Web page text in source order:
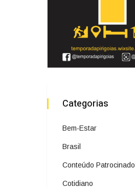
Categorias
Bem-Estar
Brasil
Conteúdo Patrocinado
Cotidiano